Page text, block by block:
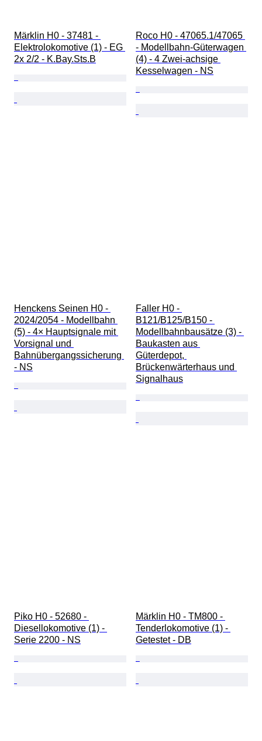
Märklin H0 - 37481 -
Elektrolokomotive (1) - EG
2x 2/2 - K.Bay.Sts.B
Roco H0 - 47065.1/47065
- Modellbahn-Güterwagen
(4) - 4 Zwei-achsige
Kesselwagen - NS
Henckens Seinen H0 -
2024/2054 - Modellbahn
(5) - 4× Hauptsignale mit
Vorsignal und
Bahnübergangssicherung
- NS
Faller H0 -
B121/B125/B150 -
Modellbahnbausätze (3) -
Baukasten aus
Güterdepot,
Brückenwärterhaus und
Signalhaus
Piko H0 - 52680 -
Diesellokomotive (1) -
Serie 2200 - NS
Märklin H0 - TM800 -
Tenderlokomotive (1) -
Getestet - DB